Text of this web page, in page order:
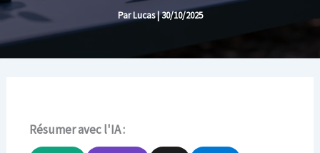
ParLucas|30/10/2025
Résumer avec l'IA :